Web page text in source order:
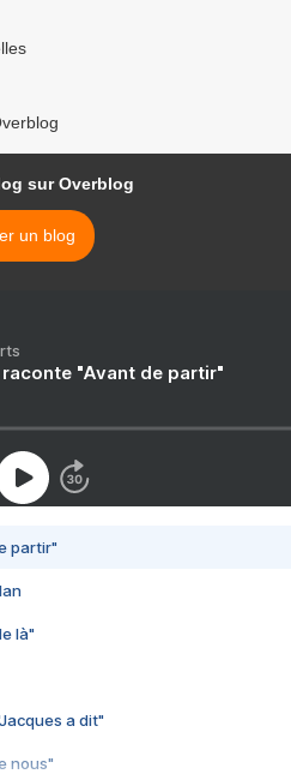
sur Overblog
un blog
raconte "Avant de partir"
partir"
là"
a dit"
nous"